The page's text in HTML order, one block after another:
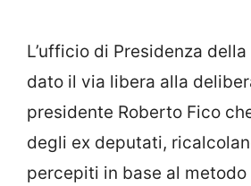
L’ufficio di Presidenza
dato il via libera alla
presidente Roberto Fico
degli ex deputati,
percepiti in base al